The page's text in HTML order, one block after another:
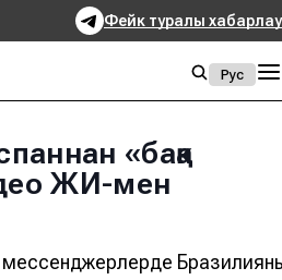
Фейк туралы хабарлау
Рус
«бақа
ЖИ-мен
мессенджерлерде